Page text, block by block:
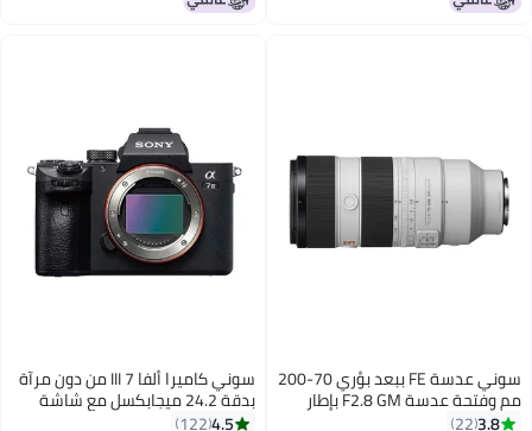
سوني عدسة FE ببعد بؤري 70-200
مم وفتحة عدسة F2.8 GM بإطار
كامل للتصوير عن بعد وخاصية
3.8
22
سوني كاميرا ألفا 7 III من دون مرآة
بدقة 24.2 ميجابكسل مع شاشة
تعمل باللمس بخاصية الميل مع
4.5
122